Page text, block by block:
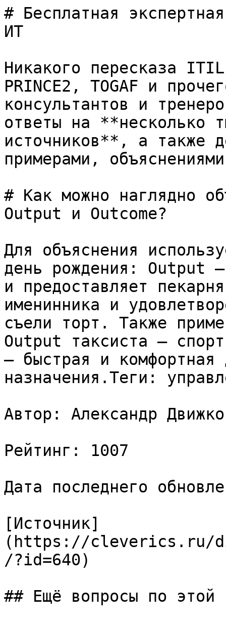
# Бесплатная
ИТ
Никакого пересказа
PRINCE2, TOGAF и
консультантов и
ответы на **несколько
источников**, а также
примерами,
# Как можно наглядно
Output и Outcome?
Для объяснения
день рождения: Output
и предоставляет
именинника и
съели торт. Также
Output таксиста —
— быстрая и комфортная
назначения.Теги:
Автор: Александр
Рейтинг: 1007
Дата последнего
[Источник]
(https://cleverics.ru/
/?id=640)
## Ещё вопросы по этой